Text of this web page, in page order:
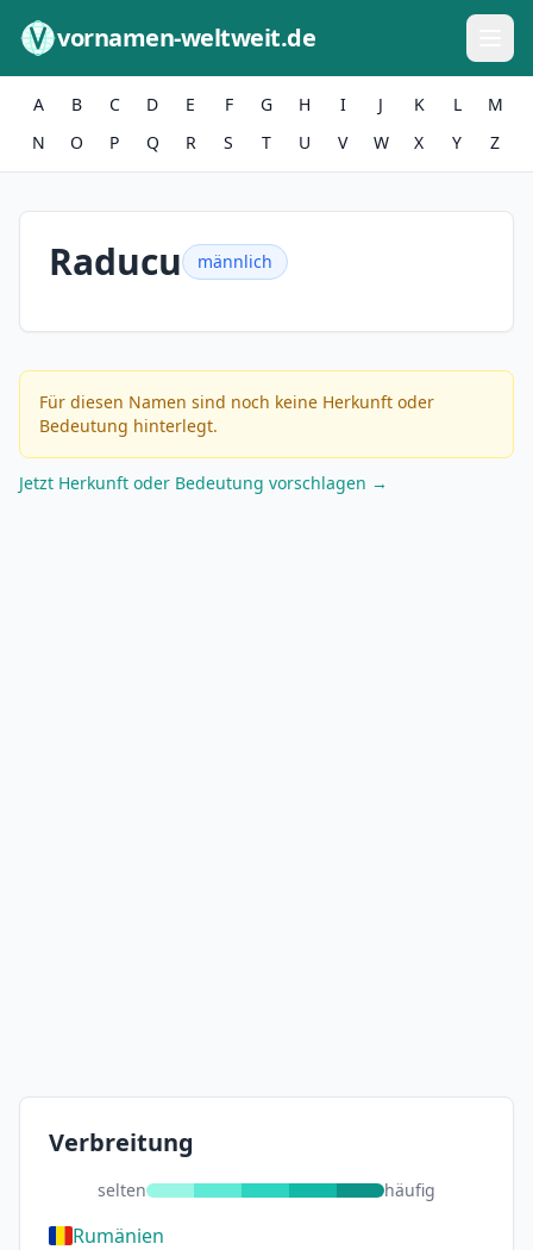
vornamen-weltweit.de
A B C D E F G H I J K L
M
N
O P Q R S T U V W X Y Z
Raducu männlich
Für diesen Namen sind noch keine Herkunft oder
Bedeutung hinterlegt.
Jetzt Herkunft oder Bedeutung vorschlagen →
Verbreitung
selten häufig
Rumänien